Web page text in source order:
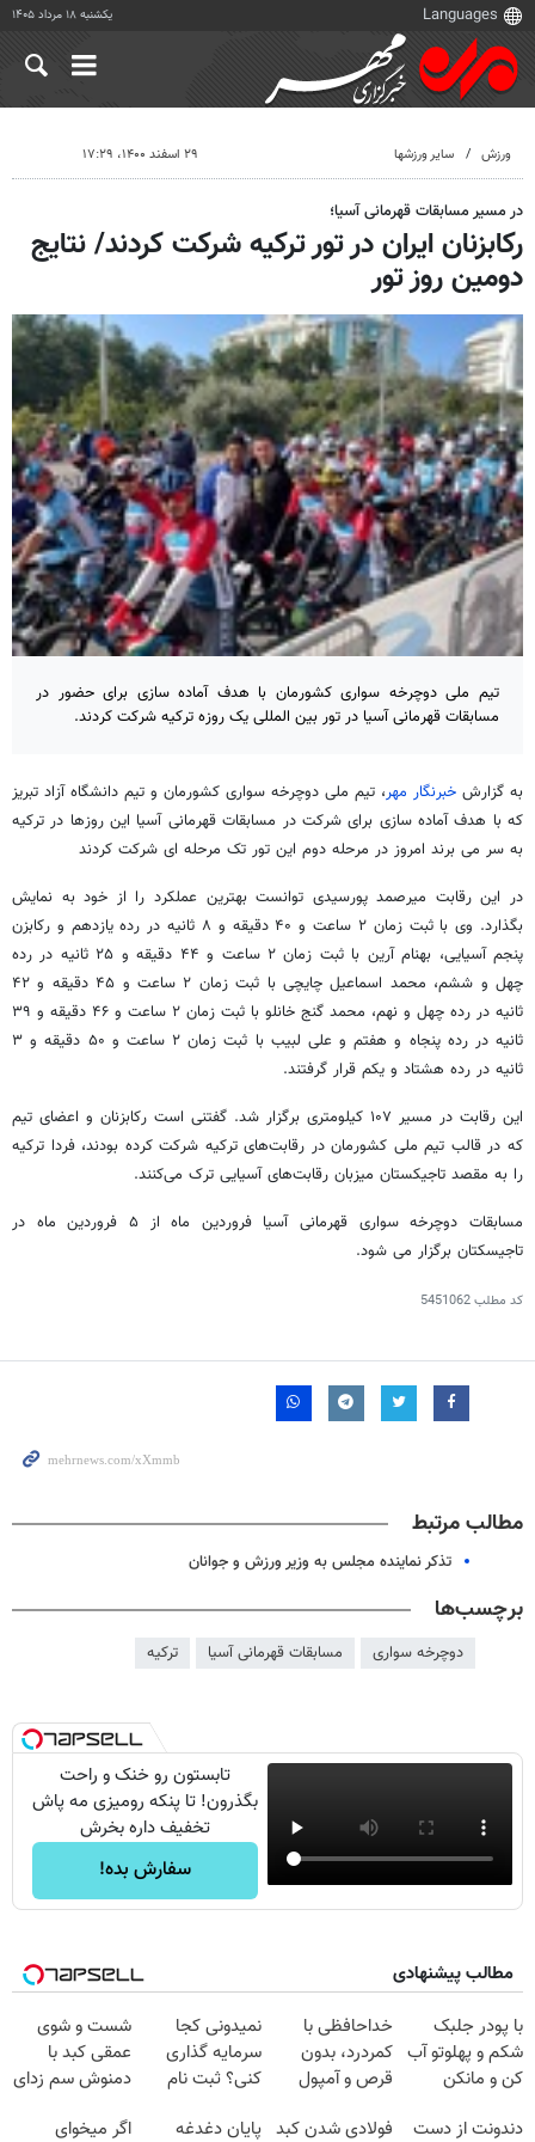
یکشنبه ۱۸ مرداد ۱۴۰۵
ورزش سایر ورزشها ۲۹ اسفند ۱۴۰۰، ۱۷:۲۹
در مسیر مسابقات قهرمانی آسیا؛
رکابزنان ایران در تور ترکیه شرکت کردند/ نتایج
دومین روز تور
تیم ملی دوچرخه سواری کشورمان با هدف آماده سازی برای حضور در
مسابقات قهرمانی آسیا در تور بین المللی یک روزه ترکیه شرکت کردند.
به گزارش خبرنگار مهر، تیم ملی دوچرخه سواری کشورمان و تیم دانشگاه آزاد تبریز
که با هدف آماده سازی برای شرکت در مسابقات قهرمانی آسیا این روزها در ترکیه
به سر می برند امروز در مرحله دوم این تور تک مرحله ای شرکت کردند
در این رقابت میرصمد پورسیدی توانست بهترین عملکرد را از خود به نمایش
بگذارد. وی با ثبت زمان ۲ ساعت و ۴۰ دقیقه و ۸ ثانیه در رده یازدهم و رکابزن
پنجم آسیایی، بهنام آرین با ثبت زمان ۲ ساعت و ۴۴ دقیقه و ۲۵ ثانیه در رده
چهل و ششم، محمد اسماعیل چایچی با ثبت زمان ۲ ساعت و ۴۵ دقیقه و ۴۲
ثانیه در رده چهل و نهم، محمد گنج خانلو با ثبت زمان ۲ ساعت و ۴۶ دقیقه و ۳۹
ثانیه در رده پنجاه‌ و هفتم و علی لبیب با ثبت زمان ۲ ساعت و ۵۰ دقیقه و ۳
ثانیه در رده هشتاد و یکم قرار گرفتند.
این رقابت در مسیر ۱۰۷ کیلومتری برگزار شد. گفتنی است رکابزنان و اعضای تیم
که در قالب تیم ملی کشورمان در رقابت‌های ترکیه شرکت کرده بودند، فردا ترکیه
را به مقصد تاجیکستان میزبان رقابت‌های آسیایی ترک می‌کنند.
مسابقات دوچرخه سواری قهرمانی آسیا فروردین ماه از ۵ فروردین ماه در
تاجیسکتان برگزار می شود.
کد مطلب5451062
مطالب مرتبط
تذکر نماینده مجلس به وزیر ورزش و جوانان
برچسب‌ها
دوچرخه سواری مسابقات قهرمانی آسیا ترکیه
تابستون رو خنک و راحت
بگذرون! تا پنکه رومیزی مه پاش
تخفیف داره بخرش
سفارش بده!
مطالب پیشنهادی
با پودر جلبک
شکم و پهلوتو آب
کن و مانکن
امشب)
خداحافظی با
کمردرد، بدون
قرص و آمپول
نمیدونی کجا
سرمایه گذاری
کنی؟ ثبت نام
سیگنال بگیر
شست و شوی
عمقی کبد با
دمنوش سم زدای
دندونت از دست
فولادی شدن کبد پایان دغدغه
اگر میخوای